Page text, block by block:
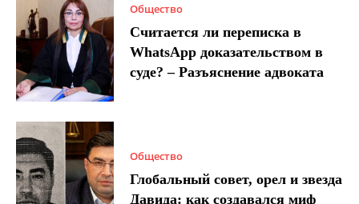
Общество
Считается ли переписка в
WhatsApp доказательством в
суде? – Разъяснение адвоката
Общество
Глобальный совет, орел и звезда
Давида: как создавался миф